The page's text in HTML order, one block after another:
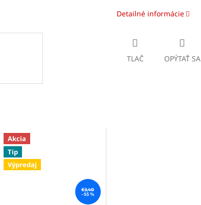
Detailné informácie
TLAČ OPÝTAŤ SA
Akcia
Tip
Výpredaj
€3,40
–55 %